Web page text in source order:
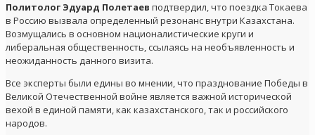
Политолог Эдуард Полетаев подтвердил, что поездка Токаева
в Россию вызвала определенный резонанс внутри Казахстана.
Возмущались в основном националистические круги и
либеральная общественность, ссылаясь на необъявленность и
неожиданность данного визита.
Все эксперты были едины во мнении, что празднование Победы в
Великой Отечественной войне является важной исторической
вехой в единой памяти, как казахстанского, так и российского
народов.